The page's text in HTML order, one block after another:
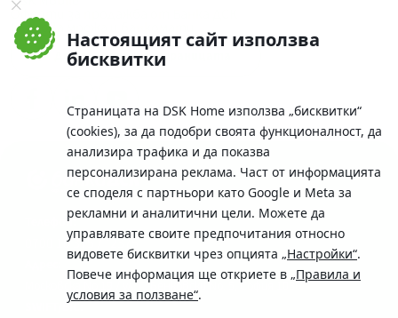
Настоящият сайт използва
бисквитки
Страницата на DSK Home използва „бисквитки“
(cookies), за да подобри своята функционалност, да
анализира трафика и да показва
персонализирана реклама. Част от информацията
се споделя с партньори като Google и Meta за
рекламни и аналитични цели. Можете да
управлявате своите предпочитания относно
видовете бисквитки чрез опцията „Настройки“.
Повече информация ще откриете в „Правила и
условия за ползване“.
Оферти за продажба от Банка ДСК
Клонова мрежа и банкомати
До началото на страницата
Телефон:
0700 10 375 / *2375
Московска No.19 / ул. Г. Бенковски No. 5, София 1036
SWIFT/BIC: